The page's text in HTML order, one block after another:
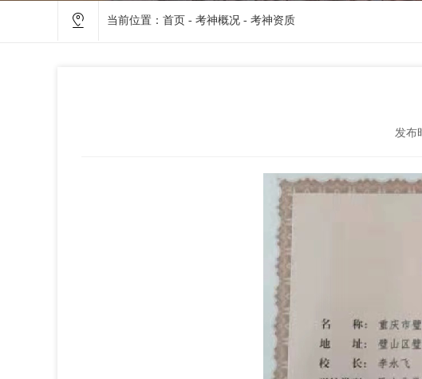
当前位置： 首页 - 考神概况 - 考神资质
发布